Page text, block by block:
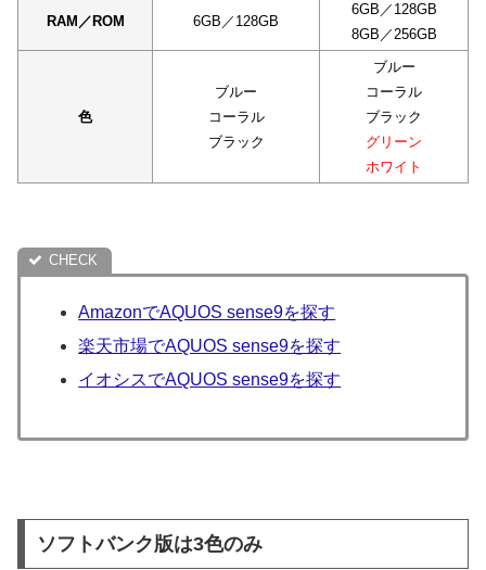
RAM／ROM 6GB／128GB
6GB／128GB
8GB／256GB
色
ブルー
コーラル
ブラック
ブルー
コーラル
ブラック
グリーン
ホワイト
AmazonでAQUOS sense9を探す
楽天市場でAQUOS sense9を探す
イオシスでAQUOS sense9を探す
ソフトバンク版は3色のみ